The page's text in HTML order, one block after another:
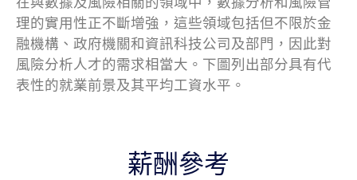
理的實用性正不斷增強，這些領域包括但不限於金
融機構、政府機關和資訊科技公司及部門，因此對
風險分析人才的需求相當大。下圖列出部分具有代
表性的就業前景及其平均工資水平。
薪酬參考